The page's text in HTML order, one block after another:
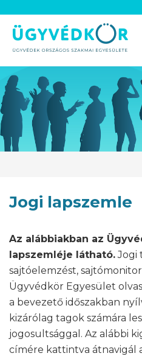
Jogi lapszemle
Az alábbiakban az
lapszemléje látható.Jogi
sajtóelemzést,
Ügyvédkör Egyesület
a bevezető időszakban
kizárólag tagok számára
jogosultsággal. Az alábbi
címére kattintva átnavigál